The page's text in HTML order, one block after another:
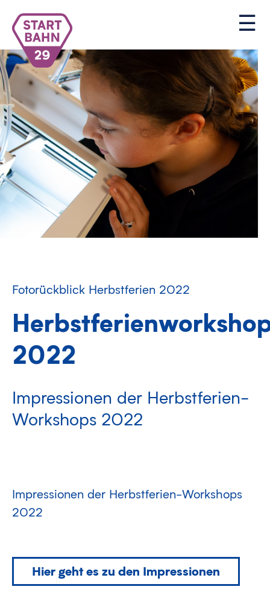
Fotorückblick Herbstferien 2022
2022
Impressionen der Herbstferien-
Workshops 2022
Impressionen der Herbstferien-Workshops
2022
Hier geht es zu den Impressionen